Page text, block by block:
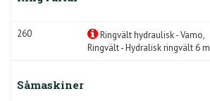
260
Ringvält hydraulisk - Vamo,
Ringvält - Hydralisk ringvält 6 m
Såmaskiner